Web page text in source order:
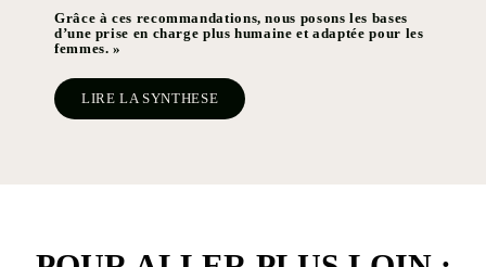
Grâce à ces recommandations, nous posons les bases
d’une prise en charge plus humaine et adaptée pour les
femmes. »
LIRE LA SYNTHESE